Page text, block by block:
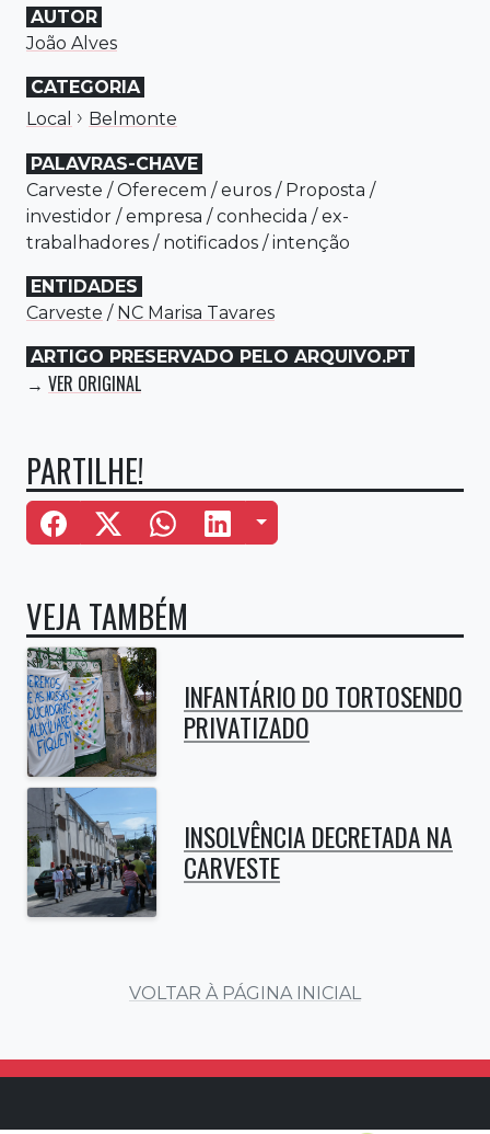
AUTOR
João Alves
CATEGORIA
Local › Belmonte
PALAVRAS-CHAVE
Carveste /Oferecem /euros / Proposta /
investidor /empresa /conhecida /ex-
trabalhadores / notificados /intenção
ENTIDADES
Carveste / NC Marisa Tavares
ARTIGO PRESERVADO PELO ARQUIVO.PT
→ VER ORIGINAL
PARTILHE!
Mais Opções
VEJA TAMBÉM
INFANTÁRIO DO TORTOSENDO
PRIVATIZADO
INSOLVÊNCIA DECRETADA NA
CARVESTE
VOLTAR À PÁGINA INICIAL